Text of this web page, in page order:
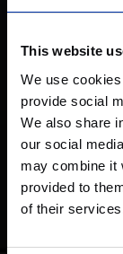
This website
We use
provide social
We also share
our social
may combine it
provided to
of their